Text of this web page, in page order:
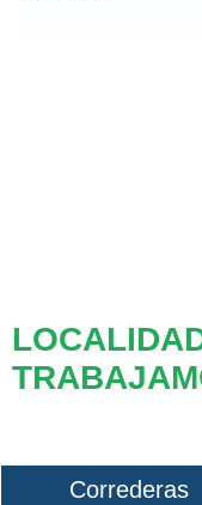
Correderas